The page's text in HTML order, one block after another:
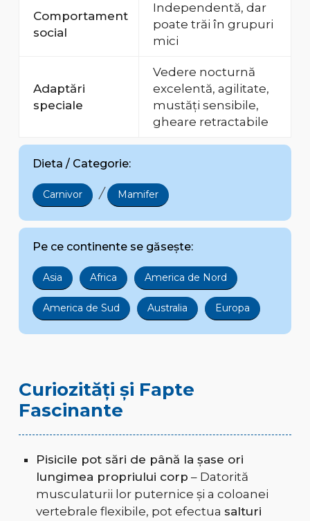
Comportament
social
Independentă, dar
poate trăi în grupuri
mici
Adaptări
speciale
Vedere nocturnă
excelentă, agilitate,
mustăți sensibile,
gheare retractabile
Dieta / Categorie:
Carnivor / Mamifer
Pe ce continente se găsește:
Asia Africa America de Nord
America de Sud Australia Europa
Curiozități și Fapte
Fascinante
Pisicile pot sări de până la șase ori
lungimea propriului corp – Datorită
musculaturii lor puternice și a coloanei
vertebrale flexibile, pot efectua salturi